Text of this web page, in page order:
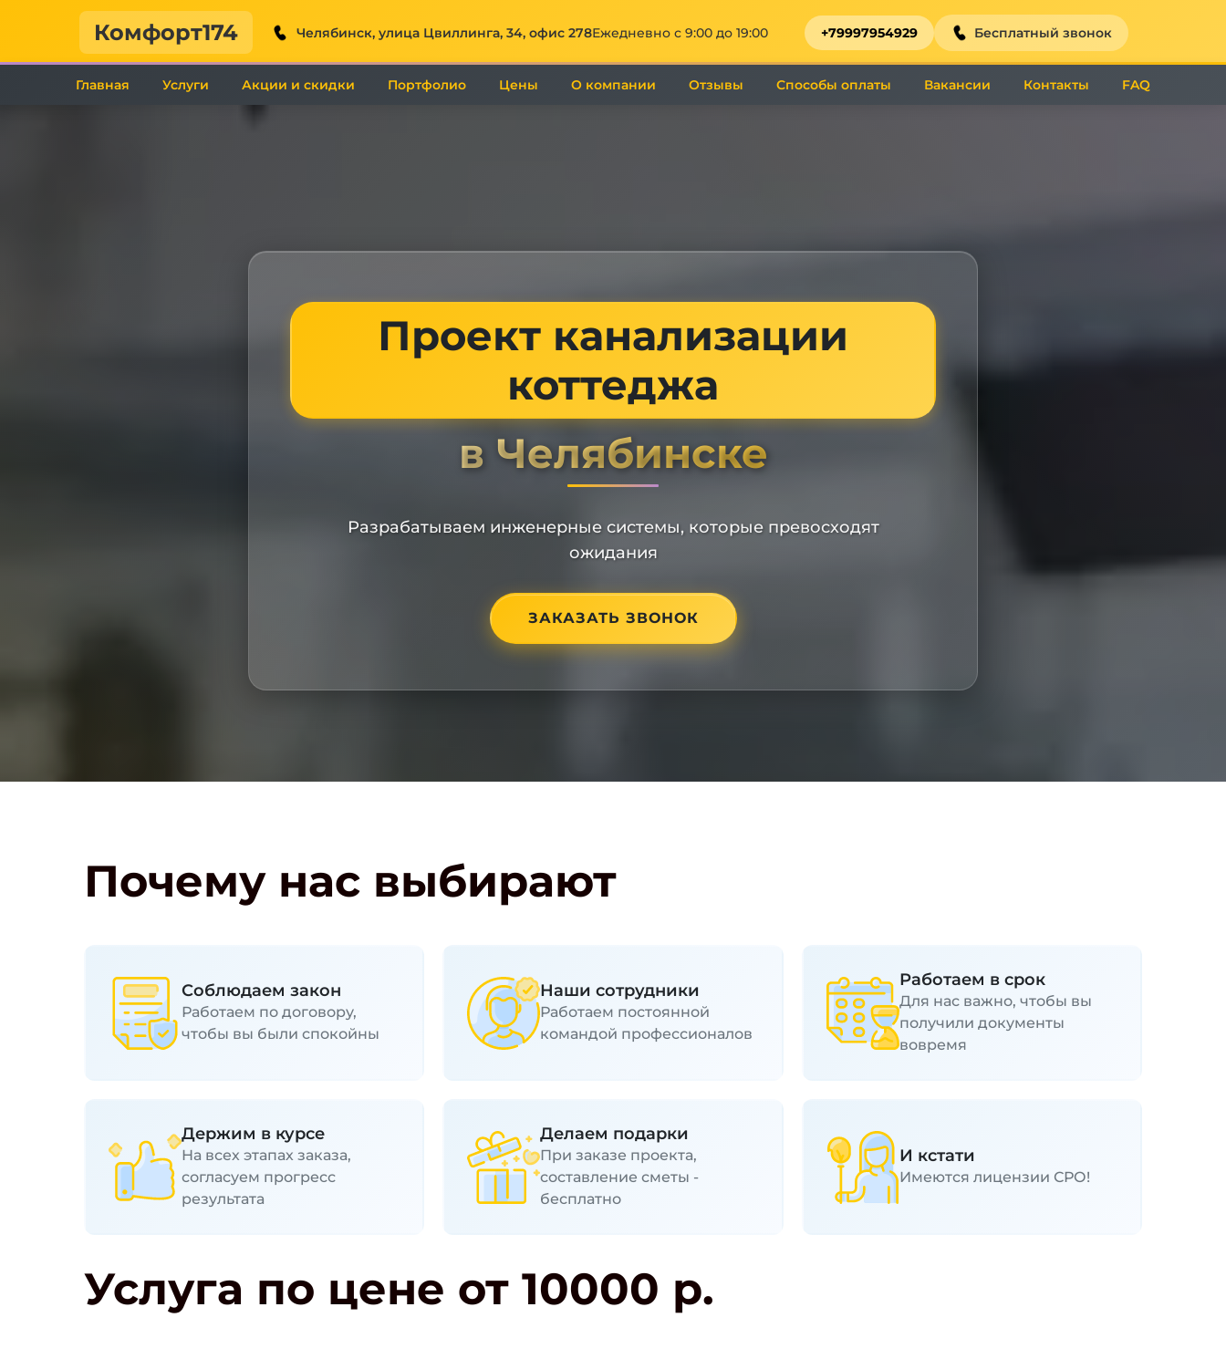
Комфорт174 Челябинск, улица Цвиллинга, 34, офис 278Ежедневно с 9:00 до 19:00 +79997954929 Бесплатный звонок
Главная Услуги Акции и скидки Портфолио Цены О компании Отзывы Способы оплаты Вакансии Контакты FAQ
Проект канализации
коттеджа
в Челябинске
Разрабатываем инженерные системы, которые превосходят
ожидания
ЗАКАЗАТЬ ЗВОНОК
Почему нас выбирают
Соблюдаем закон
Работаем по договору,
чтобы вы были спокойны
Наши сотрудники
Работаем постоянной
командой профессионалов
Работаем в срок
Для нас важно, чтобы вы
получили документы
вовремя
Держим в курсе
На всех этапах заказа,
согласуем прогресс
результата
Делаем подарки
При заказе проекта,
составление сметы -
бесплатно
И кстати
Имеются лицензии СРО!
Услуга по цене от 10000 р.